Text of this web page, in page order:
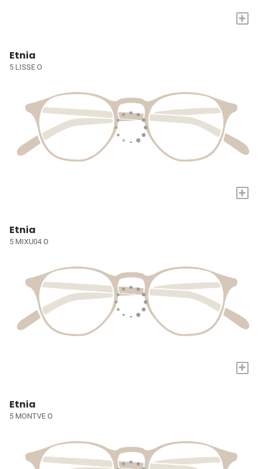
+
Etnia
5 LISSE O
+
Etnia
5 MIXU04 O
+
Etnia
5 MONTVE O